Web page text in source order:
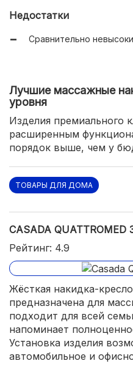
прикуривателю.
Недостатки
Сравнительно
Лучшие массажные
уровня
Изделия премиального
расширенным
порядок выше, чем у
ТОВАРЫ ДЛЯ ДОМА
CASADA QUATTROMED
Рейтинг: 4.9
Жёсткая накидка-
предназначена для
подходит для всей
напоминает
Установка изделия
автомобильное и